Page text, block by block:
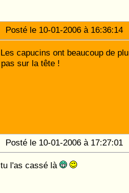
Posté le 10-01-2006 à
Les capucins ont beaucoup de
pas sur la tête !
Posté le 10-01-2006 à
tu l'as cassé là